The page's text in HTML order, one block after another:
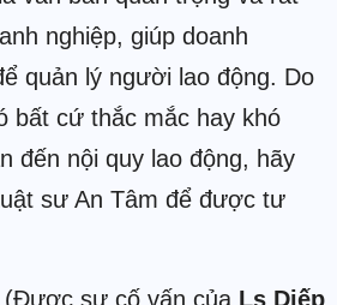
nghiệp, giúp doanh
quản lý người lao động. Do
bất cứ thắc mắc hay khó
đến nội quy lao động, hãy
sư An Tâm để được tư
(Được sự cố vấn của Ls Diếp